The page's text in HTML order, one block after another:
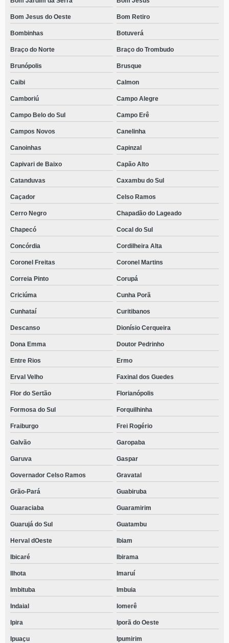
Bom Jesus do Oeste Bom Retiro
Bombinhas Botuverá
Braço do Norte Braço do Trombudo
Brunópolis Brusque
Caibi Calmon
Camboriú Campo Alegre
Campo Belo do Sul Campo Erê
Campos Novos Canelinha
Canoinhas Capinzal
Capivari de Baixo Capão Alto
Catanduvas Caxambu do Sul
Caçador Celso Ramos
Cerro Negro Chapadão do Lageado
Chapecó Cocal do Sul
Concórdia Cordilheira Alta
Coronel Freitas Coronel Martins
Correia Pinto Corupá
Criciúma Cunha Porã
Cunhataí Curitibanos
Descanso Dionísio Cerqueira
Dona Emma Doutor Pedrinho
Entre Rios Ermo
Erval Velho Faxinal dos Guedes
Flor do Sertão Florianópolis
Formosa do Sul Forquilhinha
Fraiburgo Frei Rogério
Galvão Garopaba
Garuva Gaspar
Governador Celso Ramos Gravatal
Grão-Pará Guabiruba
Guaraciaba Guaramirim
Guarujá do Sul Guatambu
Herval dOeste Ibiam
Ibicaré Ibirama
Ilhota Imaruí
Imbituba Imbuia
Indaial Iomerê
Ipira Iporã do Oeste
Ipuaçu Ipumirim